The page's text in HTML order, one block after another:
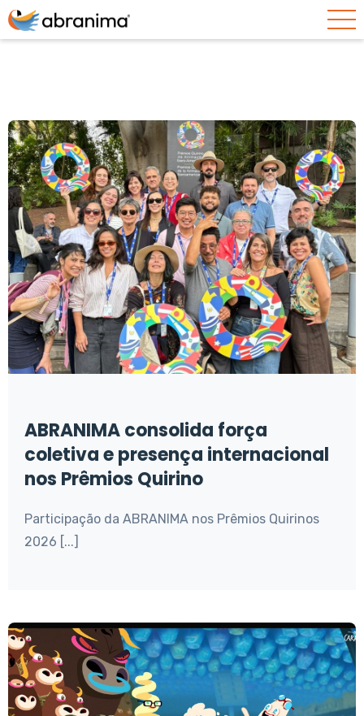
ABRANIMA consolida força
coletiva e presença internacional
nos Prêmios Quirino
Participação da ABRANIMA nos Prêmios Quirinos
2026 [...]